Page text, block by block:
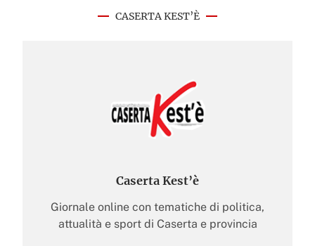
CASERTA KEST’È
Caserta Kest’è
Giornale online con tematiche di politica,
attualità e sport di Caserta e provincia